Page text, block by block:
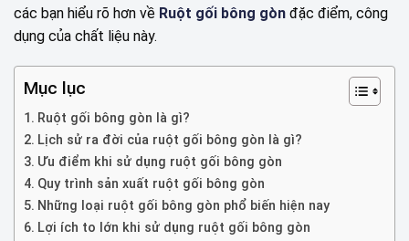
các bạn hiểu rõ hơn về Ruột gối bông gòn đặc điểm, công
dụng của chất liệu này.
Mục lục
Ruột gối bông gòn là gì?
Lịch sử ra đời của ruột gối bông gòn là gì?
Ưu điểm khi sử dụng ruột gối bông gòn
Quy trình sản xuất ruột gối bông gòn
Những loại ruột gối bông gòn phổ biến hiện nay
Lợi ích to lớn khi sử dụng ruột gối bông gòn